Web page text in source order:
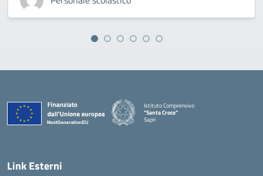
Istituto Comprensivo
"Santa Croce"
Sapri
— Visita la pagina iniziale della scuola
Link Esterni